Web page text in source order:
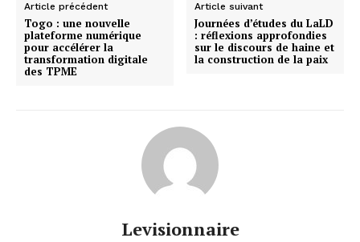
Article précédent
Togo : une nouvelle
plateforme numérique
pour accélérer la
transformation digitale
des TPME
Article suivant
Journées d’études du LaLD
: réflexions approfondies
sur le discours de haine et
la construction de la paix
Levisionnaire